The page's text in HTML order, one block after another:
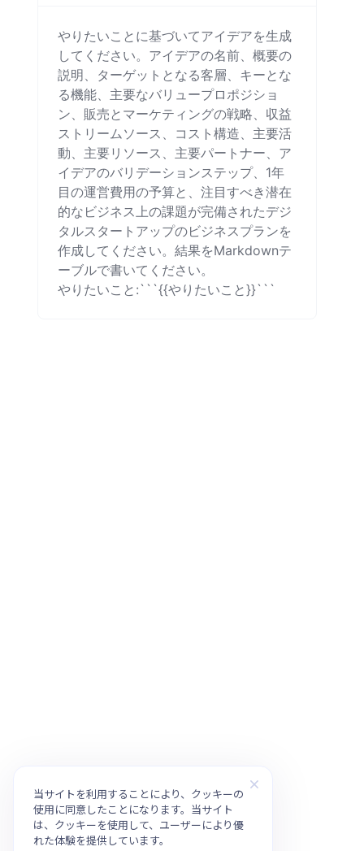
やりたいことに基づいてアイデアを生成
してください。アイデアの名前、概要の
説明、ターゲットとなる客層、キーとな
る機能、主要なバリュープロポジショ
ン、販売とマーケティングの戦略、収益
ストリームソース、コスト構造、主要活
動、主要リソース、主要パートナー、ア
イデアのバリデーションステップ、1年
目の運営費用の予算と、注目すべき潜在
的なビジネス上の課題が完備されたデジ
タルスタートアップのビジネスプランを
作成してください。結果をMarkdownテ
ーブルで書いてください。
やりたいこと:```{{やりたいこと}}```
当サイトを利用することにより、クッキーの
使用に同意したことになります。当サイト
は、クッキーを使用して、ユーザーにより優
れた体験を提供しています。